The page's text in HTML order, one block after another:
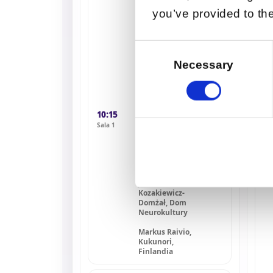
you’ve provided to
SelectionNecessary
10:15
Sala 1
neuroatypowy
inicjatyw do
Kozakiewicz-
Domżał, Dom
Neurokultury
Markus Raivio,
Kukunori,
Finlandia